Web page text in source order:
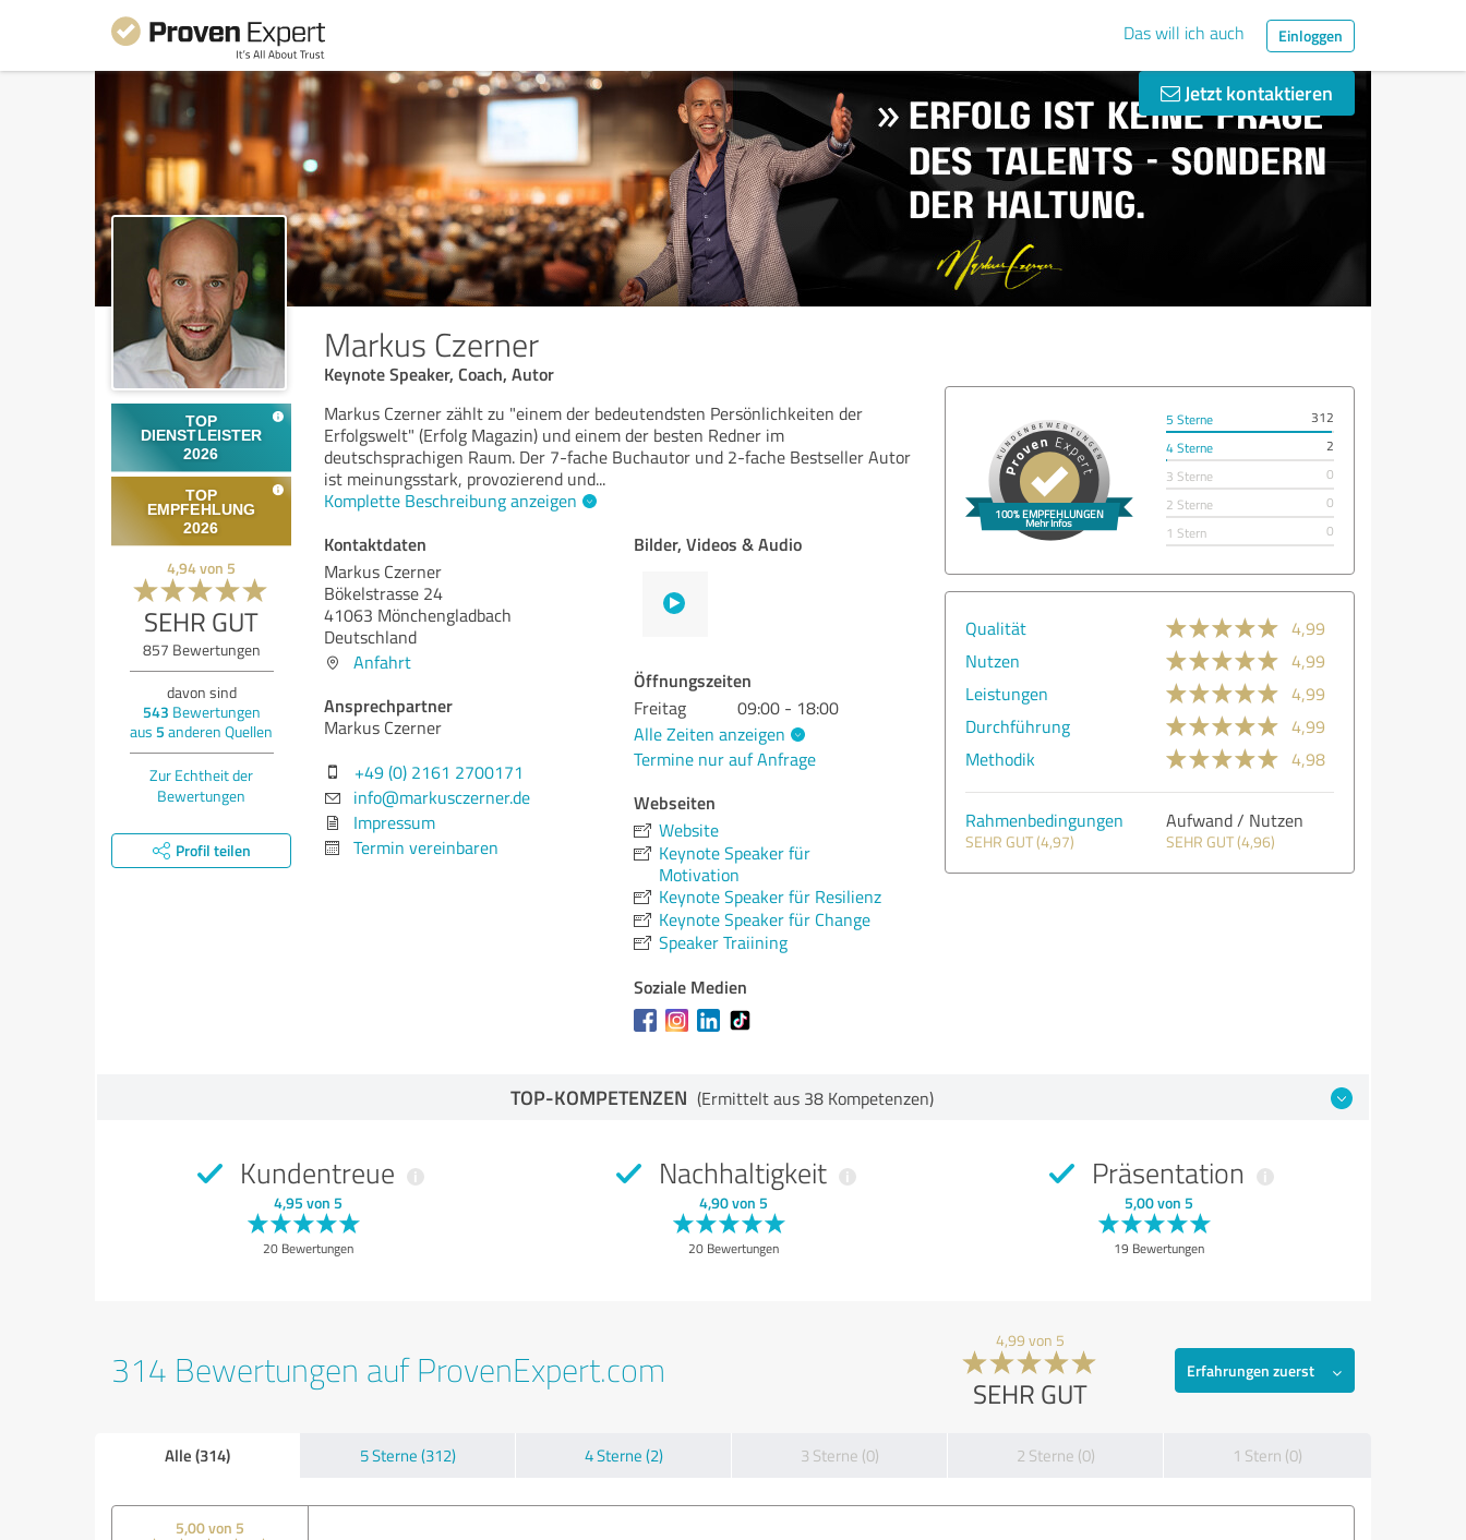
Das will ich auch Einloggen
Jetzt kontaktieren
Markus Czerner
Keynote Speaker, Coach, Autor
4,94von 5
SEHR GUT
857 Bewertungen
davon sind
543 Bewertungen
aus 5 anderen Quellen
Zur Echtheit der
Bewertungen
Profil teilen
Markus Czerner zählt zu "einem der bedeutendsten Persönlichkeiten der
Erfolgswelt" (Erfolg Magazin) und einem der besten Redner im
deutschsprachigen Raum. Der 7-fache Buchautor und 2-fache Bestseller Autor
ist meinungsstark, provozierend und...
Komplette Beschreibung anzeigen
Kontaktdaten
Markus Czerner
Bökelstrasse 24
41063 Mönchengladbach
Deutschland
Anfahrt
Ansprechpartner
Markus Czerner
+49 (0) 2161 2700171
info@markusczerner.de
Impressum
Termin vereinbaren
Bilder, Videos & Audio
Öffnungszeiten
Freitag
09:00 - 18:00
Alle Zeiten anzeigen
Termine nur auf Anfrage
Webseiten
Website
Keynote Speaker für
Motivation
Keynote Speaker für Resilienz
Keynote Speaker für Change
Speaker Traiining
Soziale Medien
5 Sterne
312
4 Sterne
2
3 Sterne
0
2 Sterne
0
1 Stern
0
Qualität
4,99
Nutzen
4,99
Leistungen
4,99
Durchführung
4,99
Methodik
4,98
Rahmenbedingungen
SEHR GUT (4,97)
Aufwand / Nutzen
SEHR GUT (4,96)
TOP-KOMPETENZEN (Ermittelt aus 38 Kompetenzen)
Kundentreue
4,95 von 5
20 Bewertungen
Nachhaltigkeit
4,90 von 5
20 Bewertungen
Präsentation
5,00 von 5
19 Bewertungen
314 Bewertungen auf ProvenExpert.com
4,99 von 5
SEHR GUT
Erfahrungen zuerst
Alle (314) 5 Sterne (312) 4 Sterne (2) 3 Sterne (0) 2 Sterne (0) 1 Stern (0)
5,00 von 5